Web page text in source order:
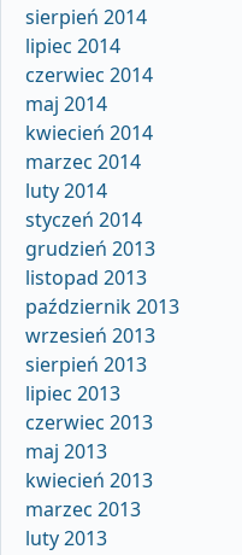
sierpień 2014
lipiec 2014
czerwiec 2014
maj 2014
kwiecień 2014
marzec 2014
luty 2014
styczeń 2014
grudzień 2013
listopad 2013
październik 2013
wrzesień 2013
sierpień 2013
lipiec 2013
czerwiec 2013
maj 2013
kwiecień 2013
marzec 2013
luty 2013